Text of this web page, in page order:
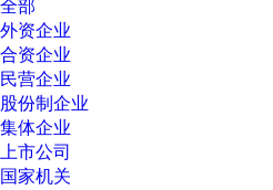
全部
外资企业
合资企业
民营企业
股份制企业
集体企业
上市公司
国家机关